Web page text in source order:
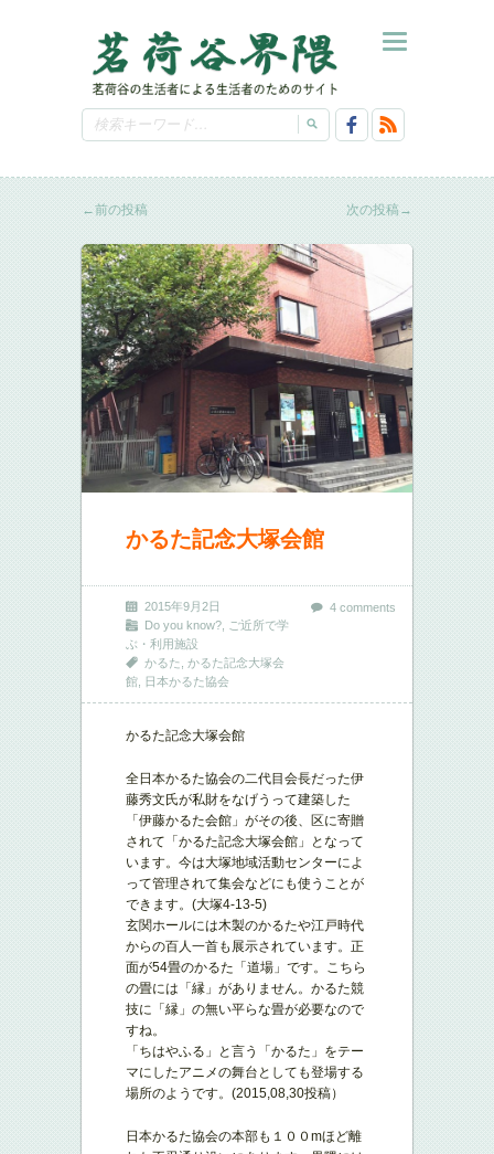
←前の投稿 次の投稿→
かるた記念大塚会館
4 comments
2015年9月2日
Do you know?
ご近所で学
ぶ・利用施設
かるた かるた記念大塚会
館
日本かるた協会
かるた記念大塚会館
全日本かるた協会の二代目会長だった伊
藤秀文氏が私財をなげうって建築した
「伊藤かるた会館」がその後、区に寄贈
されて「かるた記念大塚会館」となって
います。今は大塚地域活動センターによ
って管理されて集会などにも使うことが
できます。(大塚4-13-5)
玄関ホールには木製のかるたや江戸時代
からの百人一首も展示されています。正
面が54畳のかるた「道場」です。こちら
の畳には「縁」がありません。かるた競
技に「縁」の無い平らな畳が必要なので
すね。
「ちはやふる」と言う「かるた」をテー
マにしたアニメの舞台としても登場する
場所のようです。(2015,08,30投稿）
日本かるた協会の本部も１００mほど離